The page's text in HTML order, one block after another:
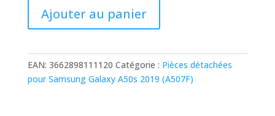
d'Empreintes
Samsung
Ajouter au panier
EAN: 3662898111120 Catégorie : Pièces détachées
pour Samsung Galaxy A50s 2019 (A507F)